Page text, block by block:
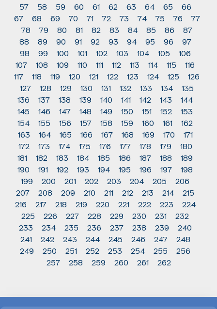
57
58 59 60 61 62 63 64 65
66
67
68 69 70 71 72 73 74 75 76
77
78
79 80 81 82 83 84 85 86
87
88
89 90 91 92 93 94 95 96
97
98
99 100 101 102 103 104 105
106
107
108 109 110 111 112 113 114 115
116
117
118 119 120 121 122 123 124 125
126
127
128 129 130 131 132 133 134
135
136
137 138 139 140 141 142 143
144
145
146 147 148 149 150 151 152
153
154
155 156 157 158 159 160 161
162
163
164 165 166 167 168 169 170
171
172
173 174 175 176 177 178 179
180
181
182 183 184 185 186 187 188
189
190
191 192 193 194 195 196 197
198
199
200 201 202 203 204 205
206
207
208 209 210 211 212 213 214
215
216
217 218 219 220 221 222 223
224
225
226 227 228 229 230 231
232
233
234 235 236 237 238 239
240
241
242 243 244 245 246 247
248
249
250 251 252 253 254 255
256
257
258 259 260 261 262